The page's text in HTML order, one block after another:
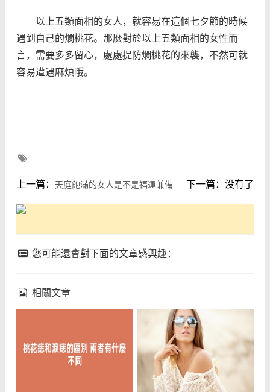
以上五類面相的女人，就容易在這個七夕節的時候
遇到自己的爛桃花。那麼對於以上五類面相的女性而
言，需要多多留心，處處提防爛桃花的來襲，不然可就
容易遭遇麻煩哦。
上一篇： 天庭飽滿的女人是不是福運兼備 下一篇：没有了
您可能還會對下面的文章感興趣：
相關文章